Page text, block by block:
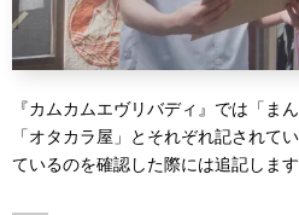
『カムカムエヴリバディ』では「ま
「オタカラ屋」とそれぞれ記されて
ているのを確認した際には追記します